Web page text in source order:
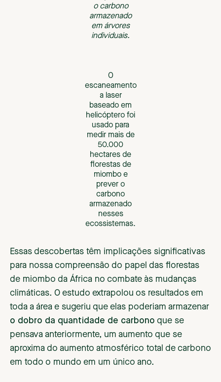
o carbono
armazenado
em árvores
individuais.
O
escaneamento
a laser
baseado em
helicóptero foi
usado para
medir mais de
50.000
hectares de
florestas de
miombo e
prever o
carbono
armazenado
nesses
ecossistemas.
Essas descobertas têm implicações significativas
para nossa compreensão do papel das florestas
de miombo da África no combate às mudanças
climáticas. O estudo extrapolou os resultados em
toda a área e sugeriu que elas poderiam armazenar
o dobro da quantidade de carbono que se
pensava anteriormente, um aumento que se
aproxima do aumento atmosférico total de carbono
em todo o mundo em um único ano.